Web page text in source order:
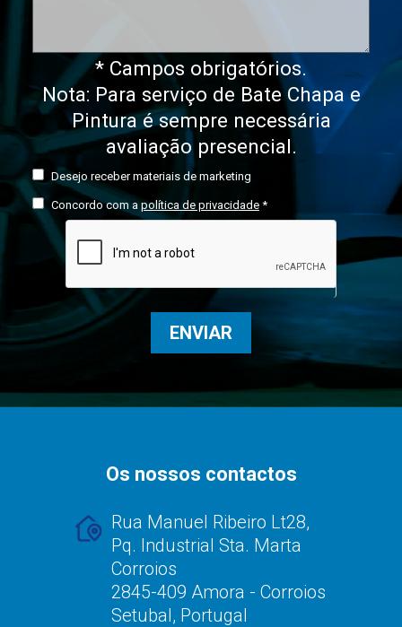
* Campos obrigatórios.
Nota: Para serviço de Bate Chapa e
Pintura é sempre necessária
avaliação presencial.
Desejo receber materiais de marketing
Concordo com apolítica de privacidade*
ENVIAR
Os nossos contactos
Rua Manuel Ribeiro Lt28,
Pq. Industrial Sta. Marta
Corroios
2845-409 Amora - Corroios
Setubal, Portugal